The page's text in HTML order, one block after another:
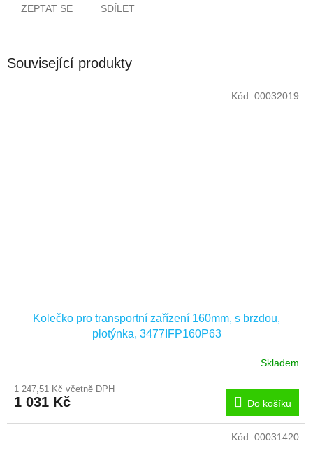
ZEPTAT SE SDÍLET
Související produkty
Kolečko pro transportní zařízení 160mm, s brzdou,
plotýnka, 3477IFP160P63
Skladem
1 247,51 Kč včetně DPH
1 031 Kč Do košíku
Kód: 00032019
Kód: 00031420